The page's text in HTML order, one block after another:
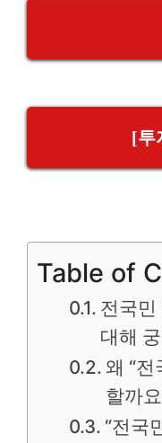
[투
Table of
전국민
대해
왜 “
할까
“전국